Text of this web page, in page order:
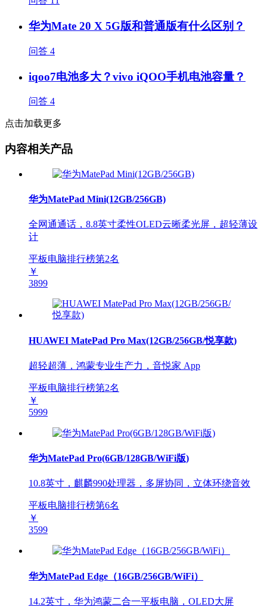
华为Mate 20 X 5G版和普通版有什么区别？
问答 4
iqoo7电池多大？vivo iQOO手机电池容量？
问答 4
点击加载更多
内容相关产品
华为MatePad Mini(12GB/256GB)
全网通通话，8.8英寸柔性OLED云晰柔光屏，超轻薄设
计
平板电脑排行榜第2名
￥
3899
HUAWEI MatePad Pro Max(12GB/256GB/悦享款)
超轻超薄，鸿蒙专业生产力，音悦家 App
平板电脑排行榜第2名
￥
5999
华为MatePad Pro(6GB/128GB/WiFi版)
10.8英寸，麒麟990处理器，多屏协同，立体环绕音效
平板电脑排行榜第6名
￥
3599
华为MatePad Edge（16GB/256GB/WiFi）
14.2英寸，华为鸿蒙二合一平板电脑，OLED大屏